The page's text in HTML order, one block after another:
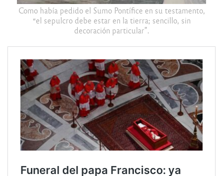
Como había pedido el Sumo Pontífice en su testamento,
“el sepulcro debe estar en la tierra; sencillo, sin
decoración particular”.